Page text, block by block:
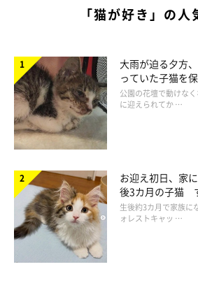
飼い主さんが中の様子をこ
「猫が好き」の人
大雨が迫る夕方
っていた子猫を
と“姉妹”のよう
公園の花壇で動けな
に迎えられてか …
お迎え初日、家
後3カ月の子猫
ち着く姿に「迎
生後約3カ月で家族に
ォレストキャッ …